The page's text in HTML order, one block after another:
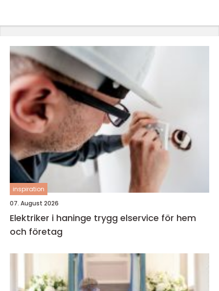
inspiration
07. August 2026
Elektriker i haninge trygg elservice för hem
och företag